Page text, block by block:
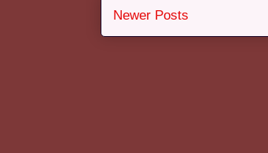
Newer Posts